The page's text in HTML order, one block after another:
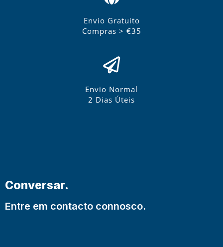
Envio Gratuito
Compras > €35
Envio Normal
2 Dias Úteis
Conversar.
Entre em contacto connosco.